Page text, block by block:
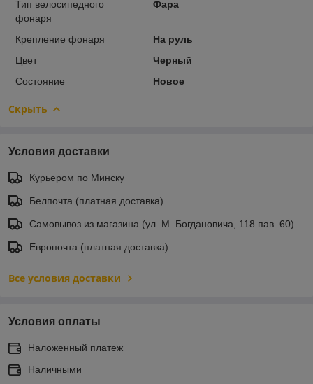
Тип велосипедного
фонаря
Фара
Крепление фонаря
На руль
Цвет
Черный
Состояние
Новое
Скрыть
Условия доставки
Курьером по Минску
Белпочта (платная доставка)
Самовывоз из магазина (ул. М. Богдановича, 118 пав. 60)
Европочта (платная доставка)
Все условия доставки
Условия оплаты
Наложенный платеж
Наличными